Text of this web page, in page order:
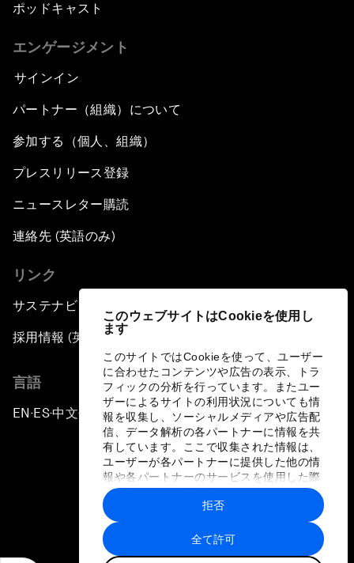
このウェブサイトはCookieを使用し
ます
このサイトではCookieを使って、ユーザー
に合わせたコンテンツや広告の表示、トラ
フィックの分析を行っています。またユー
ザーによるサイトの利用状況についても情
報を収集し、ソーシャルメディアや広告配
信、データ解析の各パートナーに情報を共
有しています。ここで収集された情報は、
ユーザーが各パートナーに提供した他の情
報や各パートナーのサービスを使用した際
に収集された情報と組み合わされ、各パー
トナーによって使用されることがありま
す。
全て許可
拒否
ポッドキャスト
エンゲージメント
サインイン
パートナー（組織）について
参加する（個人、組織）
プレスリリース登録
ニュースレター購読
連絡先 (英語のみ)
リンク
サステナビリティへの取り組み
採用情報 (英語のみ)
言語
EN ▪ES▪中文▪ 日本語
プライバシーポリシーと利用規約
サイトマップ